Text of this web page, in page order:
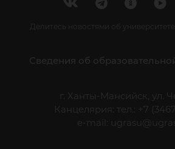
Делитесь новостями об
Сведения об
г. Ханты-Мансийск, ул.
Канцелярия: тел.: +7
e-mail: